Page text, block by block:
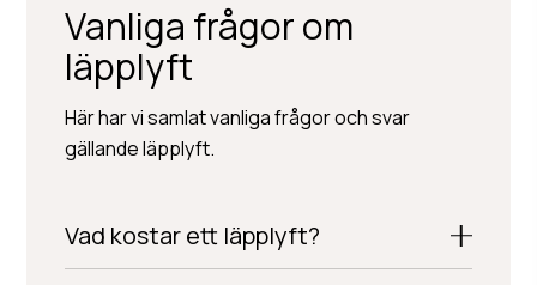
Vanliga frågor om
läpplyft
Här har vi samlat vanliga frågor och svar
gällande läpplyft.
Vad kostar ett läpplyft?